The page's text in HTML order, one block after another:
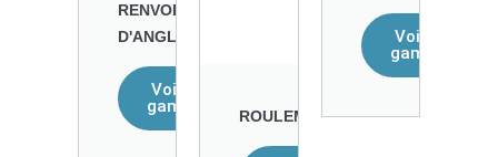
RENVOIS
D'ANGLES
Voir la
gamme
ROULEMENTS
Voir la
gamme